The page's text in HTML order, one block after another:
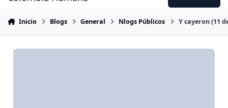
Inicio Blogs General Nlogs Públicos Y cayeron (11